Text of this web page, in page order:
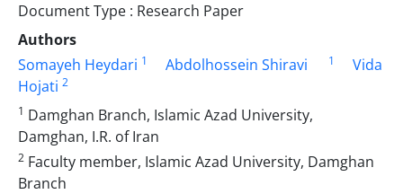
Document Type : Research Paper
Authors
Somayeh Heydari 1 Abdolhossein Shiravi 1
Vida
Hojati 2
1 Damghan Branch, Islamic Azad University,
Damghan, I.R. of Iran
2 Faculty member, Islamic Azad University, Damghan
Branch